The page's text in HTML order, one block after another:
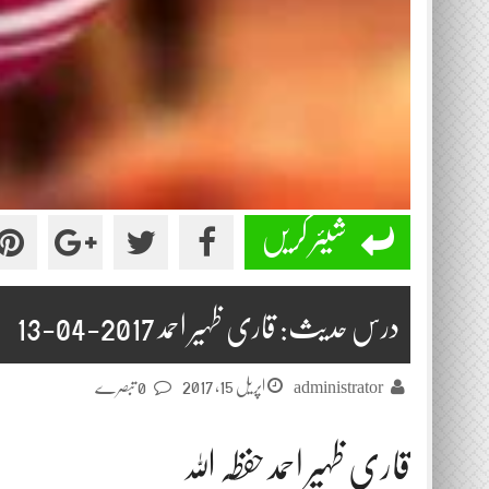
شیئر کریں
درس حدیث: قاری ظہیر احمد 2017-04-13
administrator اپریل 15, 2017
قاری ظہیر احمد حفظہ اللہ